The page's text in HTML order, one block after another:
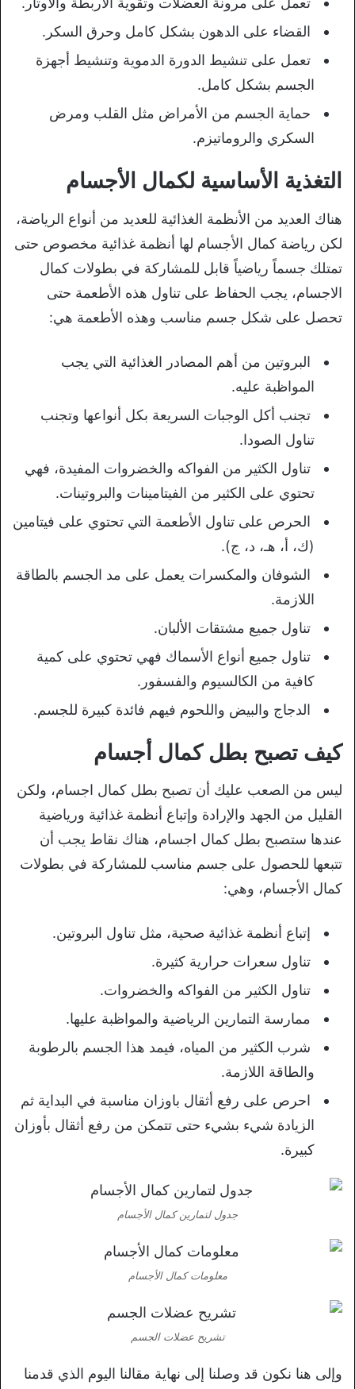
القضاء على الدهون بشكل كامل وحرق السكر.
تعمل على تنشيط الدورة الدموية وتنشيط أجهزة
الجسم بشكل كامل.
حماية الجسم من الأمراض مثل القلب ومرض
السكري والروماتيزم.
التغذية الأساسية لكمال الأجسام
هناك العديد من الأنظمة الغذائية للعديد من أنواع الرياضة،
لكن رياضة كمال الأجسام لها أنظمة غذائية مخصوص حتى
تمتلك جسماً رياضياً قابل للمشاركة في بطولات كمال
الاجسام، يجب الحفاظ على تناول هذه الأطعمة حتى
تحصل على شكل جسم مناسب وهذه الأطعمة هي:
البروتين من أهم المصادر الغذائية التي يجب
المواظبة عليه.
تجنب أكل الوجبات السريعة بكل أنواعها وتجنب
تناول الصودا.
تناول الكثير من الفواكه والخضروات المفيدة، فهي
تحتوي على الكثير من الفيتامينات والبروتينات.
الحرص على تناول الأطعمة التي تحتوي على فيتامين
(ك، أ، هـ، د، ج).
الشوفان والمكسرات يعمل على مد الجسم بالطاقة
اللازمة.
تناول جميع مشتقات الألبان.
تناول جميع أنواع الأسماك فهي تحتوي على كمية
كافية من الكالسيوم والفسفور.
الدجاج والبيض واللحوم فيهم فائدة كبيرة للجسم.
كيف تصبح بطل كمال أجسام
ليس من الصعب عليك أن تصبح بطل كمال اجسام، ولكن
القليل من الجهد والإرادة وإتباع أنظمة غذائية ورياضية
عندها ستصبح بطل كمال اجسام، هناك نقاط يجب أن
تتبعها للحصول على جسم مناسب للمشاركة في بطولات
كمال الأجسام، وهي:
إتباع أنظمة غذائية صحية، مثل تناول البروتين.
تناول سعرات حرارية كثيرة.
تناول الكثير من الفواكه والخضروات.
ممارسة التمارين الرياضية والمواظبة عليها.
شرب الكثير من المياه، فيمد هذا الجسم بالرطوبة
والطاقة اللازمة.
احرص على رفع أثقال باوزان مناسبة في البداية ثم
الزيادة شيء بشيء حتى تتمكن من رفع أثقال بأوزان
كبيرة.
جدول لتمارين كمال الأجسام
معلومات كمال الأجسام
تشريح عضلات الجسم
وإلى هنا نكون قد وصلنا إلى نهاية مقالنا اليوم الذي قدمنا